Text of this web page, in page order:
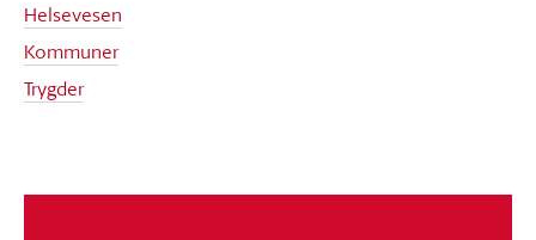
Helsevesen
Kommuner
Trygder